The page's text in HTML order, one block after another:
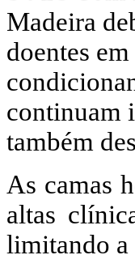
Madeira
doentes
continuam
também
As camas
altas
limitando a